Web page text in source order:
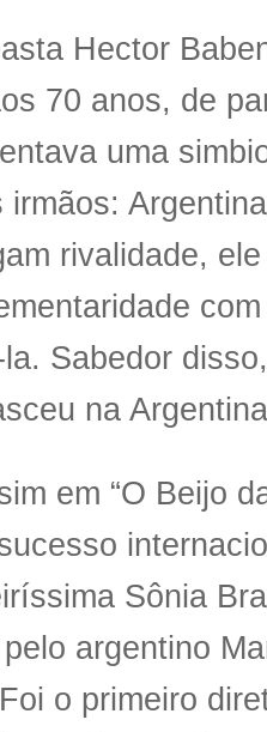
Hector
70 anos, de
uma
irmãos:
rivalidade,
Sabedor
na
em “O Beijo
Sônia
argentino
o primeiro